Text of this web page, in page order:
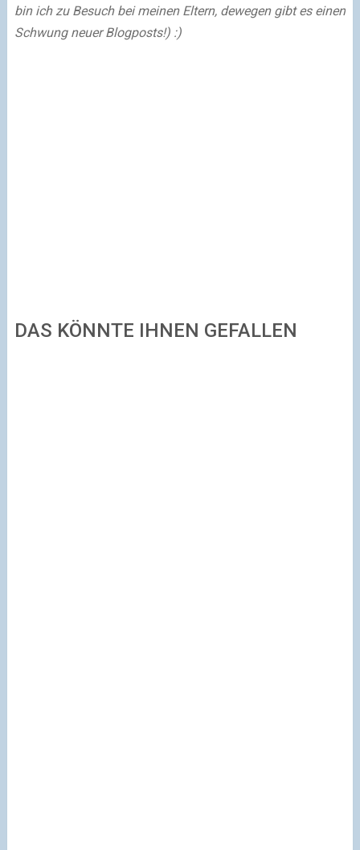
bin ich zu Besuch bei meinen Eltern, dewegen gibt es einen
Schwung neuer Blogposts!) :)
DAS KÖNNTE IHNEN GEFALLEN